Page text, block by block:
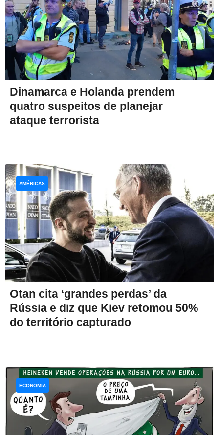
Dinamarca e Holanda prendem
quatro suspeitos de planejar
ataque terrorista
Otan cita ‘grandes perdas’ da
Rússia e diz que Kiev retomou 50%
do território capturado
AMÉRICAS
ECONOMIA